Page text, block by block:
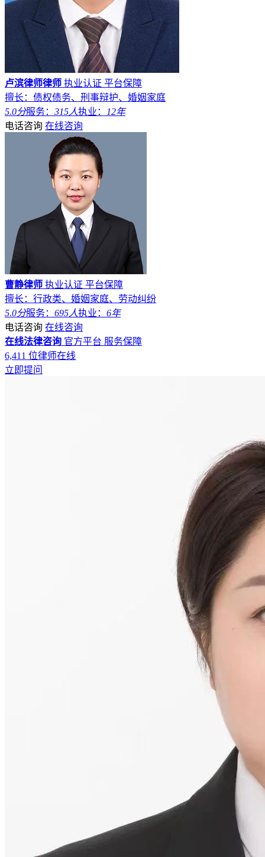
卢滨律师律师 执业认证 平台保障
擅长：债权债务、刑事辩护、婚姻家庭
5.0分服务： 315人执业：
12年
电话咨询 在线咨询
曹静律师 执业认证 平台保障
擅长：行政类、婚姻家庭、劳动纠纷
5.0分服务： 695人执业： 6年
电话咨询 在线咨询
在线法律咨询 官方平台 服务保障
6,411 位律师在线
立即提问